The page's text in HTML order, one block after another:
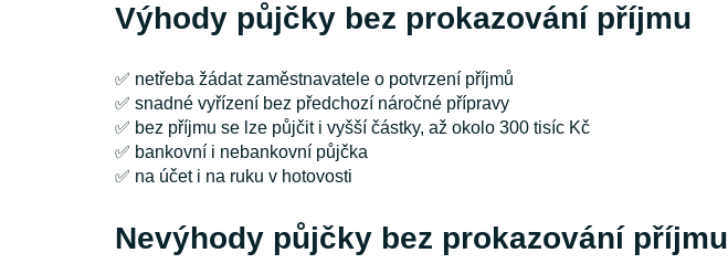
Výhody půjčky bez prokazování příjmu
✅ netřeba žádat zaměstnavatele o potvrzení příjmů
✅ snadné vyřízení bez předchozí náročné přípravy
✅ bez příjmu se lze půjčit i vyšší částky, až okolo 300 tisíc Kč
✅ bankovní i nebankovní půjčka
✅ na účet i na ruku v hotovosti
Nevýhody půjčky bez prokazování příjmu